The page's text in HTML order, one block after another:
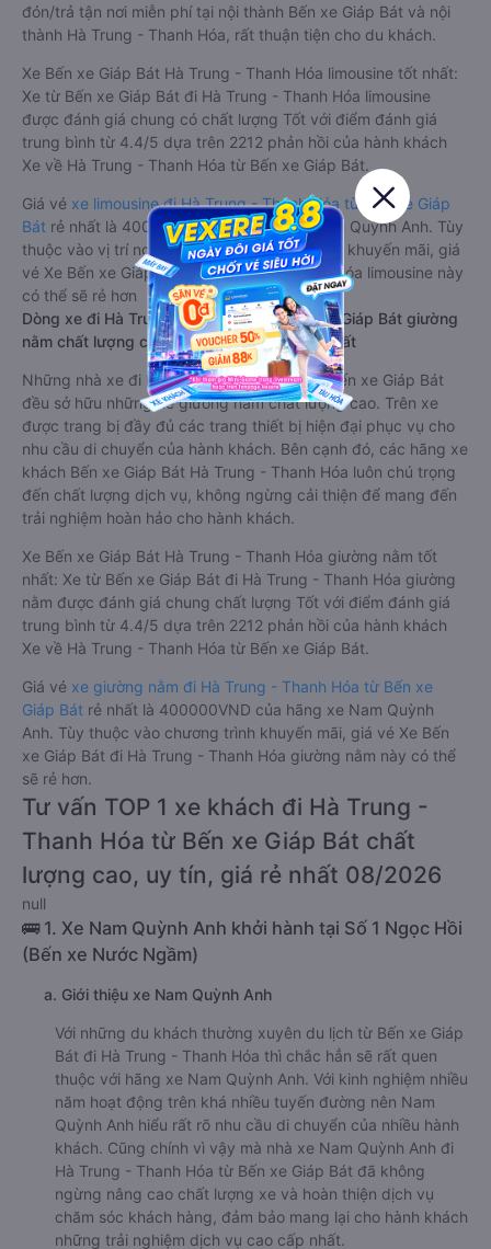
đón/trả tận nơi miễn phí tại nội thành Bến xe Giáp Bát và nội
thành Hà Trung - Thanh Hóa, rất thuận tiện cho du khách.
Xe Bến xe Giáp Bát Hà Trung - Thanh Hóa limousine tốt nhất:
Xe từ Bến xe Giáp Bát đi Hà Trung - Thanh Hóa limousine
được đánh giá chung có chất lượng Tốt với điểm đánh giá
trung bình từ 4.4/5 dựa trên 2212 phản hồi của hành khách
Xe về Hà Trung - Thanh Hóa từ Bến xe Giáp Bát.
Giá vé xe limousine đi Hà Trung - Thanh Hóa từ Bến xe Giáp
Bát rẻ nhất là 400000VND của hãng xe Nam Quỳnh Anh. Tùy
thuộc vào vị trí ngồi của bạn và chương trình khuyến mãi, giá
vé Xe Bến xe Giáp Bát đi Hà Trung - Thanh Hóa limousine này
có thể sẽ rẻ hơn
Dòng xe đi Hà Trung - Thanh Hóa từ Bến xe Giáp Bát giường
nằm chất lượng cao: Thoải mái, giá cả tốt nhất
Những nhà xe đi Hà Trung - Thanh Hóa từ Bến xe Giáp Bát
đều sở hữu những xe giường nằm chất lượng cao. Trên xe
được trang bị đầy đủ các trang thiết bị hiện đại phục vụ cho
nhu cầu di chuyển của hành khách. Bên cạnh đó, các hãng xe
khách Bến xe Giáp Bát Hà Trung - Thanh Hóa luôn chú trọng
đến chất lượng dịch vụ, không ngừng cải thiện để mang đến
trải nghiệm hoàn hảo cho hành khách.
Xe Bến xe Giáp Bát Hà Trung - Thanh Hóa giường nằm tốt
nhất: Xe từ Bến xe Giáp Bát đi Hà Trung - Thanh Hóa giường
nằm được đánh giá chung chất lượng Tốt với điểm đánh giá
trung bình từ 4.4/5 dựa trên 2212 phản hồi của hành khách
Xe về Hà Trung - Thanh Hóa từ Bến xe Giáp Bát.
Giá vé xe giường nằm đi Hà Trung - Thanh Hóa từ Bến xe
Giáp Bát rẻ nhất là 400000VND của hãng xe Nam Quỳnh
Anh. Tùy thuộc vào chương trình khuyến mãi, giá vé Xe Bến
xe Giáp Bát đi Hà Trung - Thanh Hóa giường nằm này có thể
sẽ rẻ hơn.
Tư vấn TOP 1 xe khách đi Hà Trung -
Thanh Hóa từ Bến xe Giáp Bát chất
lượng cao, uy tín, giá rẻ nhất 08/2026
null
🚌 1. Xe Nam Quỳnh Anh khởi hành tại Số 1 Ngọc Hồi
(Bến xe Nước Ngầm)
a. Giới thiệu xe Nam Quỳnh Anh
Với những du khách thường xuyên du lịch từ Bến xe Giáp
Bát đi Hà Trung - Thanh Hóa thì chắc hẳn sẽ rất quen
thuộc với hãng xe Nam Quỳnh Anh. Với kinh nghiệm nhiều
năm hoạt động trên khá nhiều tuyến đường nên Nam
Quỳnh Anh hiểu rất rõ nhu cầu di chuyển của nhiều hành
khách. Cũng chính vì vậy mà nhà xe Nam Quỳnh Anh đi
Hà Trung - Thanh Hóa từ Bến xe Giáp Bát đã không
ngừng nâng cao chất lượng xe và hoàn thiện dịch vụ
chăm sóc khách hàng, đảm bảo mang lại cho hành khách
những trải nghiệm dịch vụ cao cấp nhất.